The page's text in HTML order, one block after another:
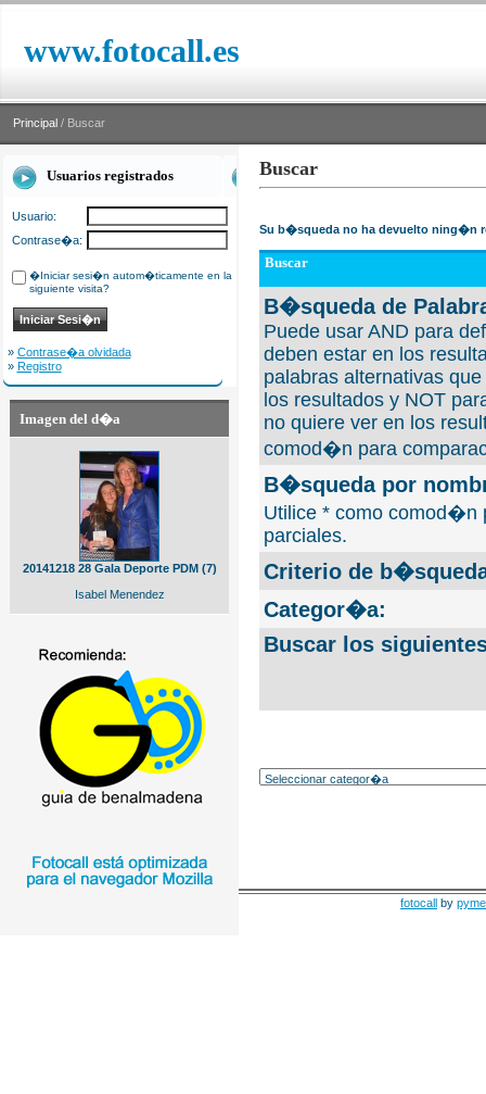
www.fotocall.es
Principal / Buscar
Usuarios registrados
Usuario:
Contrase�a:
�Iniciar sesi�n autom�ticamente en la
siguiente visita?
» Contrase�a olvidada
» Registro
Imagen del d�a
20141218 28 Gala Deporte PDM (7)
Isabel Menendez
Buscar
Su b�squeda no ha devuelto ning�n
Buscar
B�squeda de
Puede usar AND para
deben estar en los
palabras alternativas
los resultados y NOT
no quiere ver en los
comod�n para
B�squeda por
Utilice * como comod�n
parciales.
Criterio de
Categor�a:
Buscar los
fotocall by